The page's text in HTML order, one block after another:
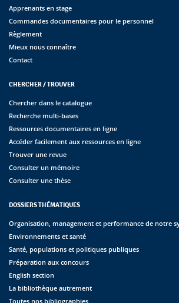
Apprenants en stage
Commandes documentaires pour le personnel
Règlement
Mieux nous connaître
Contact
CHERCHER / TROUVER
Chercher dans le catalogue
Recherche multi-bases
Ressources documentaires en ligne
Accéder facilement aux ressources en ligne
Trouver une revue
Consulter un mémoire
Consulter une thèse
DOSSIERS THÉMATIQUES
Organisation, management et performance de notre
Environnements et santé
Santé, populations et politiques publiques
Préparation aux concours
English section
La bibliothèque autrement
Toutes nos bibliographies